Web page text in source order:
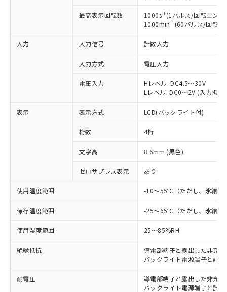
最高表示回転数 1000s-1 (1パルス/回転エンコ
1000min-1 (60パルス/回転エ
入力 入力信号 計数入力
入力方式 電圧入力
電圧入力
Hレベル: DC4.5～30V
Lレベル: DC0～2V (入力抵
表示 表示方式 LCD(バックライト付)
桁数 4桁
文字高 8.6mm (黒色)
ゼロサプレス表示 あり
使用温度範囲 -10～55℃（ただし、氷結、
保存温度範囲 -25～65℃（ただし、氷結、
使用湿度範囲 25～85%RH
絶縁抵抗
導電部端子と露出した非充
バックライト電源端子と計
耐電圧
導電部端子と露出した非充
バックライト電源端子と計
対応済み：EU RoHS指令（10物質）の
非含有に対応した製品が提供可能な商品で
対応予定：EU RoHS指令（10物質）の非含
有に対応した製品に切り替える予定のある
対応予定なし：EU RoHS指令（10物質）の